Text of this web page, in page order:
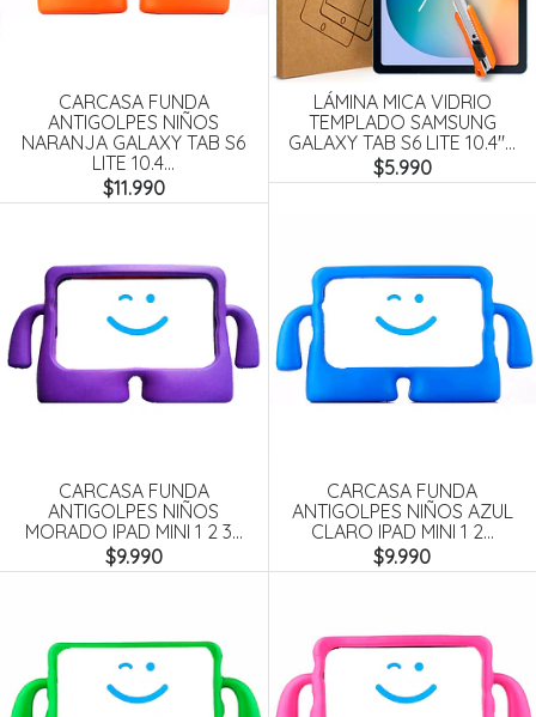
CARCASA FUNDA
ANTIGOLPES NIÑOS
NARANJA GALAXY TAB S6
LITE 10.4...
$11.990
LÁMINA MICA VIDRIO
TEMPLADO SAMSUNG
GALAXY TAB S6 LITE 10.4"...
$5.990
CARCASA FUNDA
ANTIGOLPES NIÑOS
MORADO IPAD MINI 1 2 3...
$9.990
CARCASA FUNDA
ANTIGOLPES NIÑOS AZUL
CLARO IPAD MINI 1 2...
$9.990